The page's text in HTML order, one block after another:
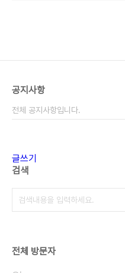
공지사항
전체 공지사항입니다.
글쓰기
검색
전체 방문자